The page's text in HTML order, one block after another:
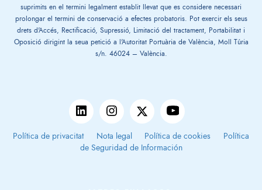
suprimits en el termini legalment establit llevat que es considere necessari
prolongar el termini de conservació a efectes probatoris. Pot exercir els seus
drets d'Accés, Rectificació, Supressió, Limitació del tractament, Portabilitat i
Oposició dirigint la seua petició a l'Autoritat Portuària de València, Moll Túria
s/n. 46024 – València.
Política de privacitat Nota legal Política de cookies
Política
de Seguridad de Información